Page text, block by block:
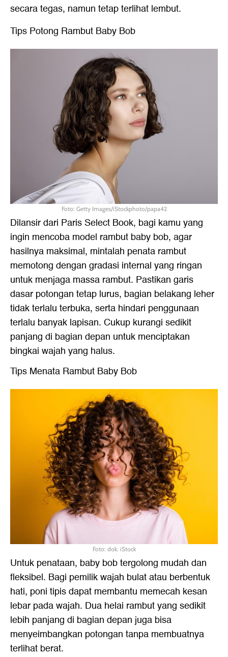
secara tegas, namun tetap terlihat lembut.
Tips Potong Rambut Baby Bob
Foto: Getty Images/iStockphoto/papa42
Dilansir dari Paris Select Book, bagi kamu yang
ingin mencoba model rambut baby bob, agar
hasilnya maksimal, mintalah penata rambut
memotong dengan gradasi internal yang ringan
untuk menjaga massa rambut. Pastikan garis
dasar potongan tetap lurus, bagian belakang leher
tidak terlalu terbuka, serta hindari penggunaan
terlalu banyak lapisan. Cukup kurangi sedikit
panjang di bagian depan untuk menciptakan
bingkai wajah yang halus.
Tips Menata Rambut Baby Bob
Foto: dok. iStock
Untuk penataan, baby bob tergolong mudah dan
fleksibel. Bagi pemilik wajah bulat atau berbentuk
hati, poni tipis dapat membantu memecah kesan
lebar pada wajah. Dua helai rambut yang sedikit
lebih panjang di bagian depan juga bisa
menyeimbangkan potongan tanpa membuatnya
terlihat berat.